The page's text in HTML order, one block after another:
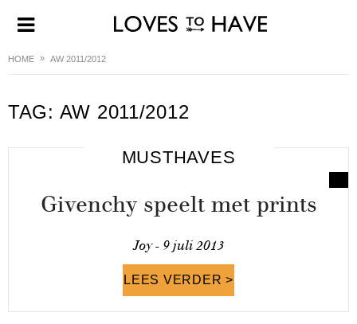
HOME AW 2011/2012
TAG: AW 2011/2012
MUSTHAVES
Givenchy speelt met prints
Joy - 9 juli 2013
LEES VERDER >